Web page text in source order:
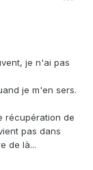
je n'ai pas
je m'en sers.
récupération de
pas dans
de là...